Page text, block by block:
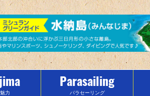
力
Parasailing
パラセーリング